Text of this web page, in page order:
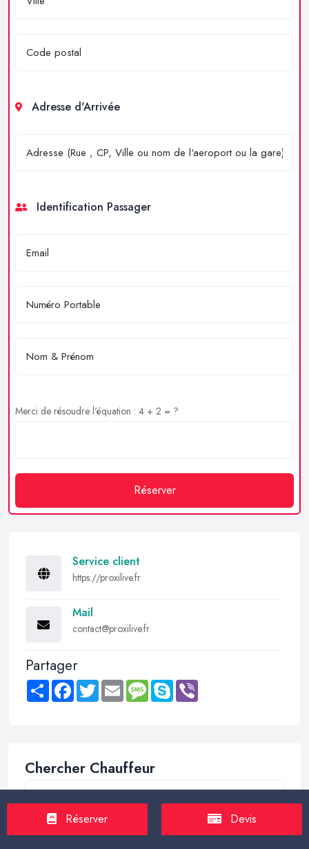
Adresse d'Arrivée
Identification Passager
Merci de résoudre l'équation : 4 + 2 = ?
Réserver
Service client
https://proxilive.fr
Mail
contact@proxilive.fr
Partager
Share FacebookTwitter Email MessageSkype
Chercher Chauffeur
Réserver Devis